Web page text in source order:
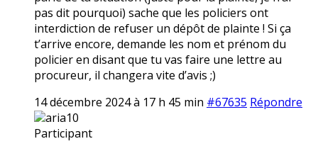
pas dit pourquoi) sache que les policiers ont
interdiction de refuser un dépôt de plainte ! Si ça
t’arrive encore, demande les nom et prénom du
policier en disant que tu vas faire une lettre au
procureur, il changera vite d’avis ;)
14 décembre 2024 à 17 h 45 min #67635 Répondre
aria10
Participant